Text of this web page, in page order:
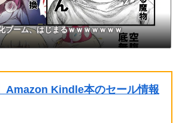
ブーム、はじまるｗｗｗｗｗｗｗ
Amazon Kindle本のセール情報